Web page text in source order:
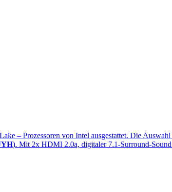
– Prozessoren von Intel ausgestattet. Die
). Mit 2x HDMI 2.0a, digitaler 7.1-Surround-